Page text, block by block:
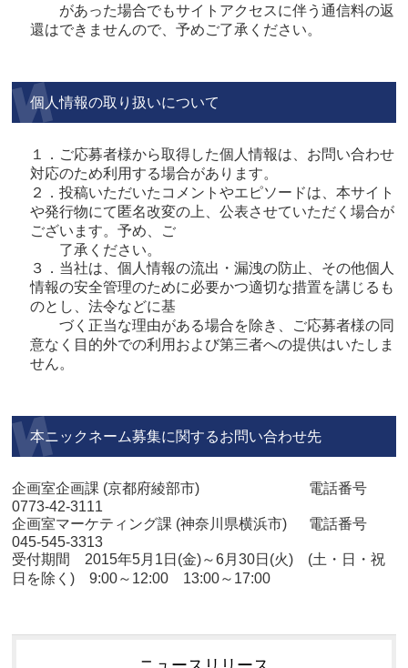
があった場合でもサイトアクセスに伴う通信料の返
還はできませんので、予めご了承ください。
個人情報の取り扱いについて
１．ご応募者様から取得した個人情報は、お問い合わせ
対応のため利用する場合があります。
２．投稿いただいたコメントやエピソードは、本サイト
や発行物にて匿名改変の上、公表させていただく場合が
ございます。 予め、ご
了承ください。
３．当社は、個人情報の流出・漏洩の防止、その他個人
情報の安全管理のために必要かつ適切な措置を講じるも
のとし、法令などに基
づく正当な理由がある場合を除き、ご応募者様の同
意なく目的外での利用および第三者への提供はいたしま
せん。
本ニックネーム募集に関するお問い合わせ先
企画室企画課 (京都府綾部市) 電話番号
0773-42-3111
企画室マーケティング課 (神奈川県横浜市) 電話番号
045-545-3313
受付期間 2015年5月1日(金)～6月30日(火) (土・日・祝
日を除く) 9:00～12:00 13:00～17:00